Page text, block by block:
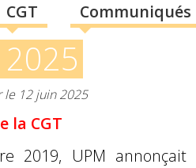
CGT Communiqués
12 juin 2025
la CGT
2019, UPM